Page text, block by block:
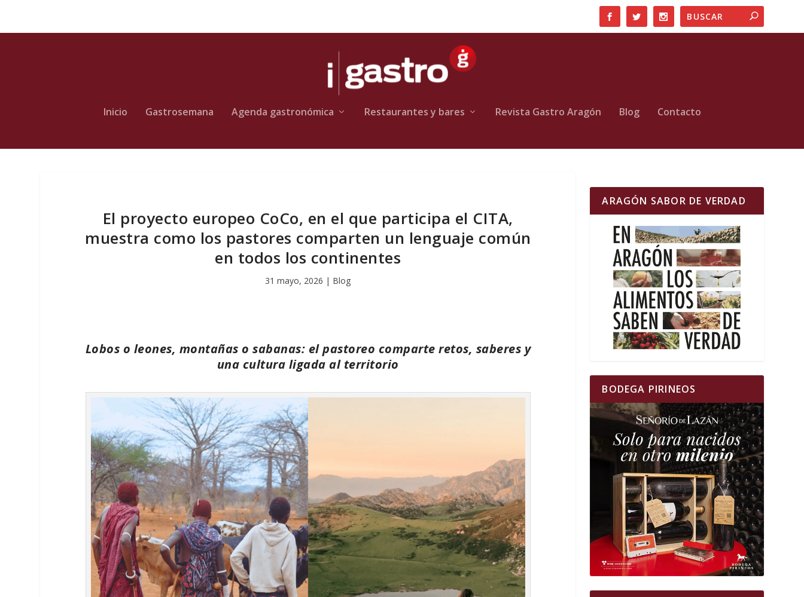
Inicio Gastrosemana Agenda gastronómica Restaurantes y bares Revista Gastro Aragón Blog Contacto
El proyecto europeo CoCo, en el que participa el CITA,
muestra como los pastores comparten un lenguaje común
en todos los continentes
31 mayo, 2026 | Blog
Lobos o leones, montañas o sabanas: el pastoreo comparte retos, saberes y
una cultura ligada al territorio
ARAGÓN SABOR DE VERDAD
BODEGA PIRINEOS